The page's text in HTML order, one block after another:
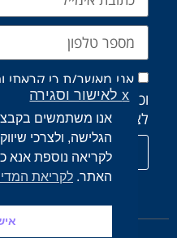
אני מאשר/ת כי קראתי
וכי אני מסכים/ה לשמירת
לצורך טיפול בפנייה
אנו משתמשים בקבצי
הגלישה, ולצרכי
לקריאה נוספת אנא
האתר. לקריאת
x לאישור וסגירה